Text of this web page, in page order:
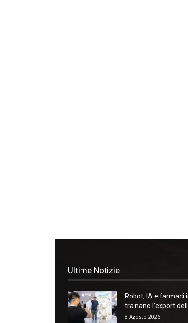
Ultime Notizie
Robot, IA e farmaci
trainano l’export
8 Agosto 2026